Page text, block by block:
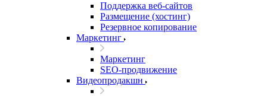
Поддержка веб-сайтов
Размещение (хостинг)
Резервное копирование
Маркетинг
Маркетинг
SEO-продвижение
Видеопродакшн